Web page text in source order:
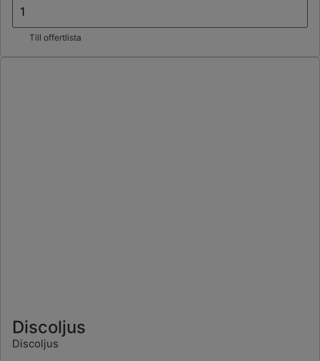
Till offertlista
Discoljus
Discoljus